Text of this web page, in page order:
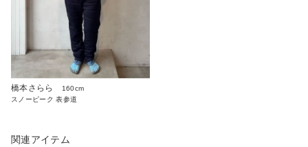
橋本さらら
160cm
スノーピーク 表参道
関連アイテム